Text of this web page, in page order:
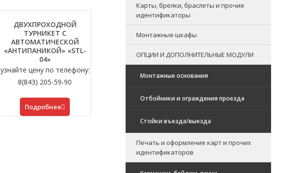
ДВУХПРОХОДНОЙ
ТУРНИКЕТ С
АВТОМАТИЧЕСКОЙ
«АНТИПАНИКОЙ» «STL-
04»
узнайте цену по телефону:
8(843) 205-59-90
Подробнее
Карты, брелки, браслеты и прочие
идентификаторы
Монтажные шкафы
ОПЦИИ И ДОПОЛНИТЕЛЬНЫЕ МОДУЛИ
Монтажные основания
Отбойники и ограждения проезда
Стойки въезда/выезда
Печать и оформление карт и прочих
идентификаторов